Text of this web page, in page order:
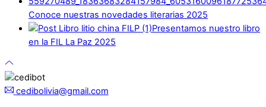
Conoce nuestras novedades literarias 2025
Presentamos nuestro libro
en la FIL La Paz 2025
cedibolivia@gmail.com